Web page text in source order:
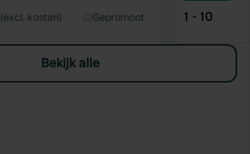
(excl. kosten) Gepromoot 1 - 10
Bekijk alle